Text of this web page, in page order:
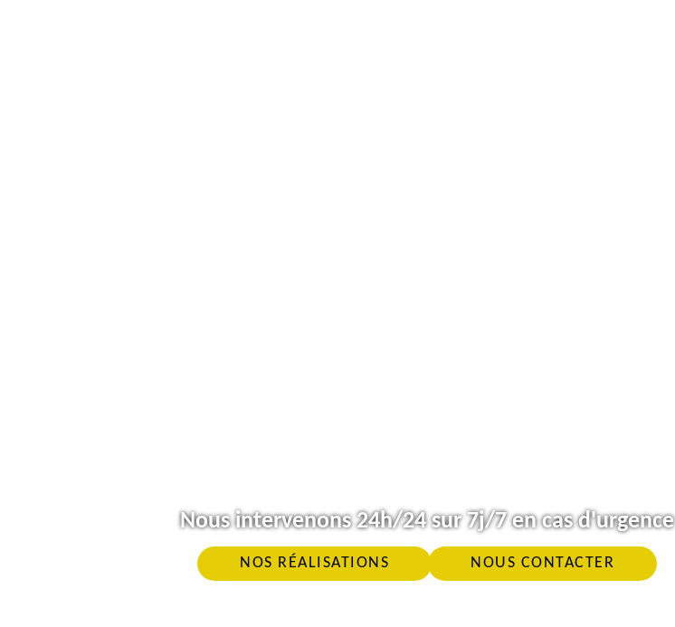
Nous intervenons 24h/24 sur 7j/7 en cas d'urgence
NOS RÉALISATIONS NOUS CONTACTER